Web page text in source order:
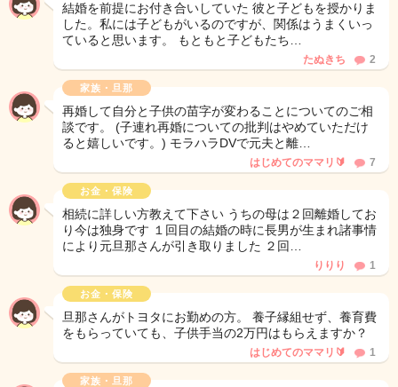
結婚を前提にお付き合いしていた 彼と子どもを授かりま
した。私には子どもがいるのですが、関係はうまくいっ
ていると思います。 もともと子どもたち…
たぬきち 2
家族・旦那
再婚して自分と子供の苗字が変わることについてのご相
談です。 (子連れ再婚についての批判はやめていただけ
ると嬉しいです。) モラハラDVで元夫と離…
はじめてのママリ🔰 7
お金・保険
相続に詳しい方教えて下さい うちの母は２回離婚してお
り今は独身です １回目の結婚の時に長男が生まれ諸事情
により元旦那さんが引き取りました ２回…
りりり 1
お金・保険
旦那さんがトヨタにお勤めの方。 養子縁組せず、養育費
をもらっていても、子供手当の2万円はもらえますか？
はじめてのママリ🔰 1
家族・旦那